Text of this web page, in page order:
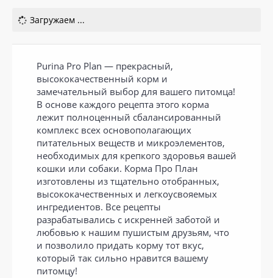
Загружаем ...
Purina Pro Plan — прекрасный,
высококачественный корм и
замечательный выбор для вашего питомца!
В основе каждого рецепта этого корма
лежит полноценный сбалансированный
комплекс всех основополагающих
питательных веществ и микроэлементов,
необходимых для крепкого здоровья вашей
кошки или собаки. Корма Про План
изготовлены из тщательно отобранных,
высококачественных и легкоусвояемых
ингредиентов. Все рецепты
разрабатывались с искренней заботой и
любовью к нашим пушистым друзьям, что
и позволило придать корму тот вкус,
который так сильно нравится вашему
питомцу!